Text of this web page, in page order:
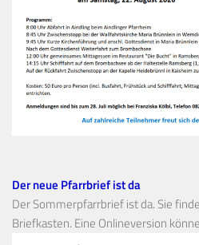
Der neue Pfarrbrief ist da
Der Sommerpfarrbrief ist da. Sie
Briefkasten. Eine Onlineversion